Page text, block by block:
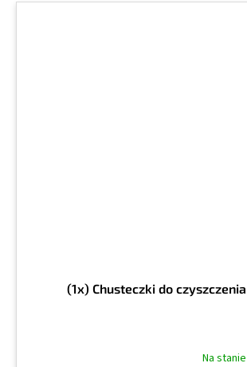
(1x) Chusteczki do
Na stanie